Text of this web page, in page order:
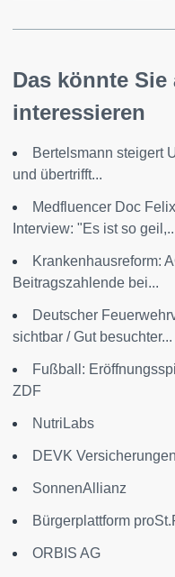
Das könnte Sie
interessieren
Bertelsmann steigert
und übertrifft...
Medfluencer Doc
Interview: "Es ist so
Krankenhausreform:
Beitragszahlende bei...
Deutscher
sichtbar / Gut besuchter...
Fußball:
ZDF
NutriLabs
DEVK Versicherungen
SonnenAllianz
Bürgerplattform
ORBIS AG